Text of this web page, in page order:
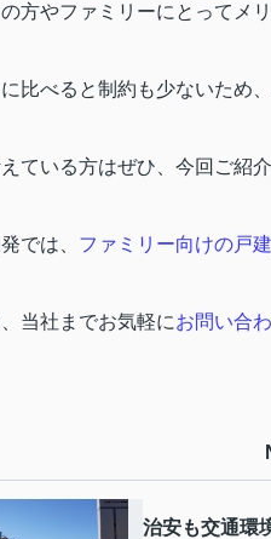
方やファミリーにとってメ
比べると制約も少ないため
ている方はぜひ、今回ご紹
では、 ファミリー向けの戸
当社までお気軽にお問い合
治安も交通環